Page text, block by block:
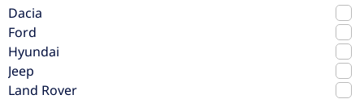
64.499€
TVA inclus deductibil
rulat
Dacia
Ford
Hyundai
Jeep
Land Rover